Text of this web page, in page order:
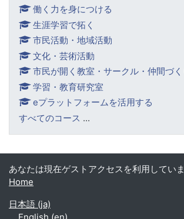
働く力を身につける
生涯学習で拓く
市民活動・地域活動
文化・芸術活動
市民が開く教室・サークル・仲間づく
学習・教育研究室
eプラットフォームを活用する
すべてのコース ...
あなたは現在ゲストアクセスを利用してい
Home
日本語 ‎(ja)‎